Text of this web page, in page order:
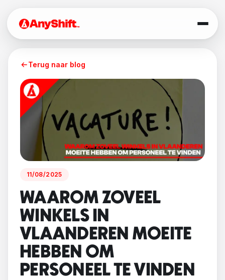
Terug naar blog
11/08/2025
WAAROM ZOVEEL
WINKELS IN
VLAANDEREN MOEITE
HEBBEN OM
PERSONEEL TE VINDEN